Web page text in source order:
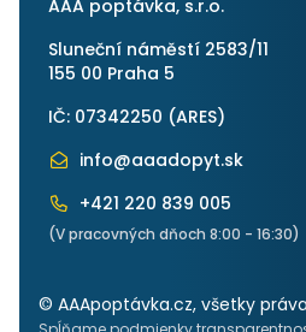
AAA poptávka, s.r.o.
Sluneční náměstí 2583/11
155 00 Praha 5
IČ: 07342250 (ARES)
info@aaadopyt.sk
+421 220 839 005
(V pracovných dňoch 8:00 - 16:30)
© AAApoptávka.cz, všetky